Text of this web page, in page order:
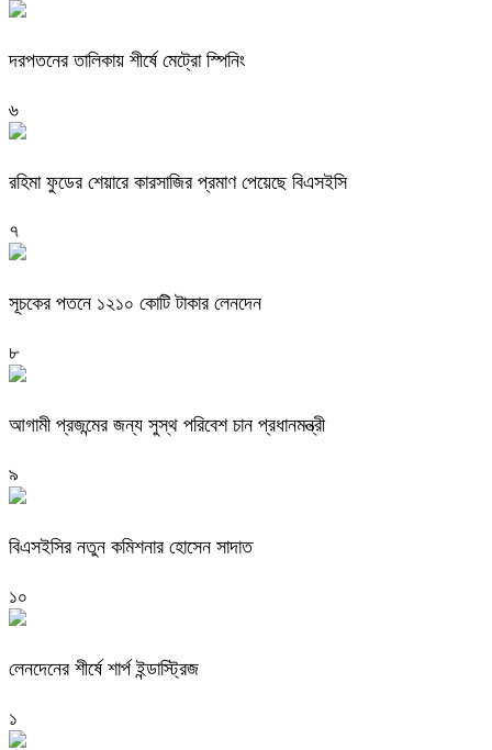
দরপতনের তালিকায় শীর্ষে মেট্রো স্পিনিং
৬
রহিমা ফুডের শেয়ারে কারসাজির প্রমাণ পেয়েছে বিএসইসি
৭
সূচকের পতনে ১২১০ কোটি টাকার লেনদেন
৮
আগামী প্রজন্মের জন্য সুস্থ পরিবেশ চান প্রধানমন্ত্রী
৯
বিএসইসির নতুন কমিশনার হোসেন সাদাত
১০
লেনদেনের শীর্ষে শার্প ইন্ডাস্ট্রিজ
১